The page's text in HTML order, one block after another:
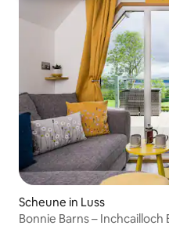
Scheune in Luss
Bonnie Barns – Inchcailloch